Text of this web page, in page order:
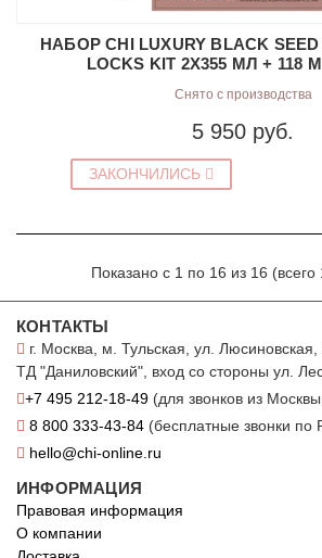
НАБОР CHI LUXURY BLACK SEED
LOCKS KIT 2X355 МЛ + 118
Снято с производства
5 950 руб.
ЗАКОНЧИЛИСЬ
Показано с 1 по 16 из 16 (всего
КОНТАКТЫ
г. Москва, м. Тульская, ул. Люсиновская,
ТД "Даниловский", вход со стороны ул.
+7 495 212-18-49 (для звонков из
8 800 333-43-84 (бесплатные звонки по
hello@chi-online.ru
ИНФОРМАЦИЯ
Правовая информация
О компании